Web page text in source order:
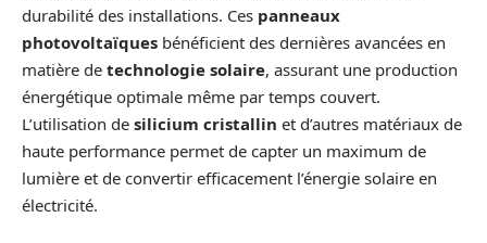
durabilité des installations. Ces panneaux
photovoltaïques bénéficient des dernières avancées en
matière de technologie solaire, assurant une production
énergétique optimale même par temps couvert.
L’utilisation de silicium cristallin et d’autres matériaux de
haute performance permet de capter un maximum de
lumière et de convertir efficacement l’énergie solaire en
électricité.